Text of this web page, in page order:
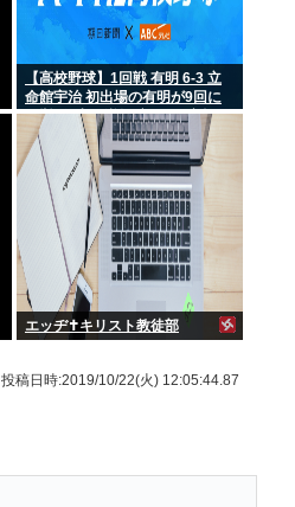
【高校野球】1回戦 有明 6-3 立
命館宇治 初出場の有明が9回に
一挙4得点で逆転 永田が2安打5
打点
エッヂ✝️キリスト教徒部
投稿日時:2019/10/22(火) 12:05:44.87